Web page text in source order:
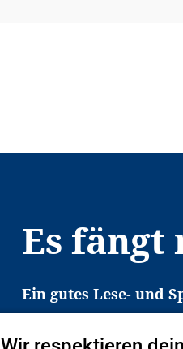
Es fängt
Ein gutes Lese- und
Es erleichtert den
Jugendliche in